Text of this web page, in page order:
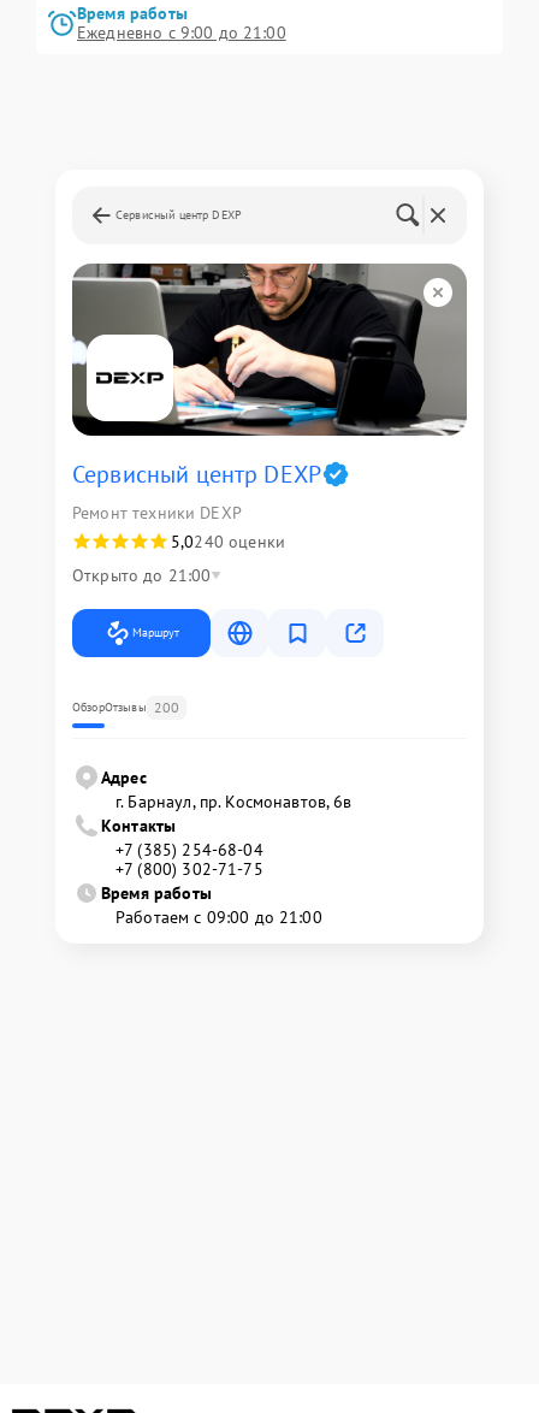
Время работы
Ежедневно с 9:00 до 21:00
Сервисный центр DEXP
Сервисный центр DEXP
Ремонт техники DEXP
5,0240 оценки
Открыто до 21:00
Маршрут
ОбзорОтзывы 200
Адрес
г. Барнаул, ​пр. Космонавтов, 6в
Контакты
+7 (385) 254-68-04
+7 (800) 302-71-75
Время работы
Работаем с 09:00 до 21:00